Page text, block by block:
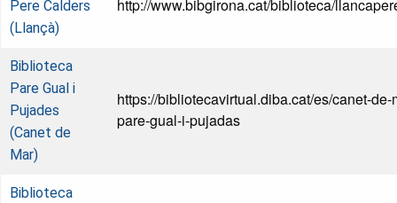
Pere Calders
(Llançà)
http://www.bibgirona.cat/biblioteca/
Biblioteca
Pare Gual i
Pujades
(Canet de
Mar)
https://bibliotecavirtual.diba.cat/es/canet-
pare-gual-i-pujadas
Biblioteca